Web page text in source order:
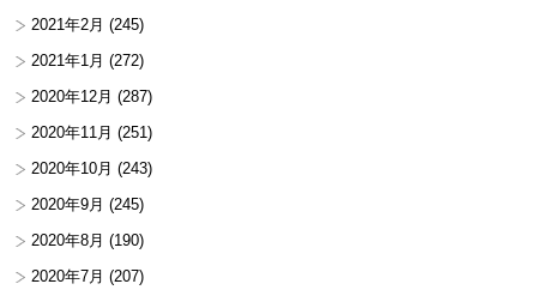
2021年2月 (245)
2021年1月 (272)
2020年12月 (287)
2020年11月 (251)
2020年10月 (243)
2020年9月 (245)
2020年8月 (190)
2020年7月 (207)